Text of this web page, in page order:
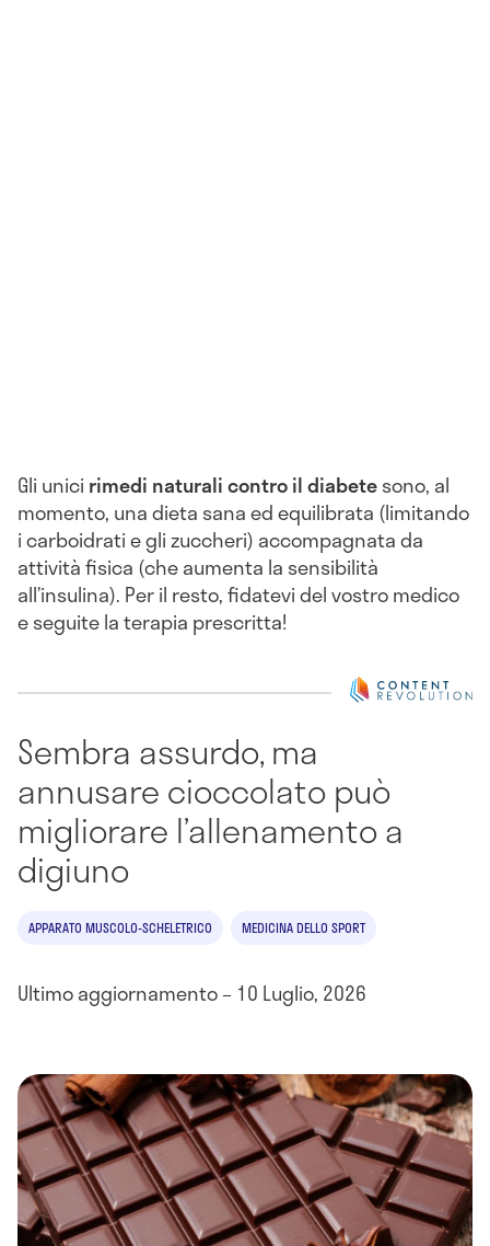
Gli unici rimedi naturali contro il diabetesono, al
momento, una dieta sana ed equilibrata (limitando
i carboidrati e gli zuccheri) accompagnata da
attività fisica (che aumenta la sensibilità
all’insulina). Per il resto, fidatevi del vostro medico
e seguite la terapia prescritta!
Sembra assurdo, ma
annusare cioccolato può
migliorare l’allenamento a
digiuno
APPARATO MUSCOLO-SCHELETRICO MEDICINA DELLO SPORT
Ultimo aggiornamento – 10 Luglio, 2026